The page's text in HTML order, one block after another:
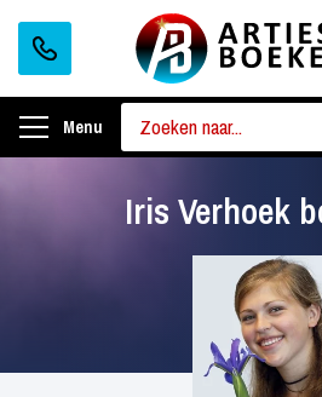
Menu
Iris Verhoek